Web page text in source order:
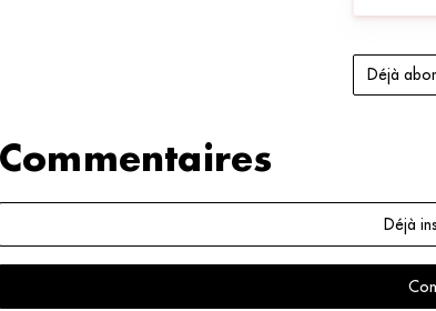
Déjà
Commentaires
Déjà